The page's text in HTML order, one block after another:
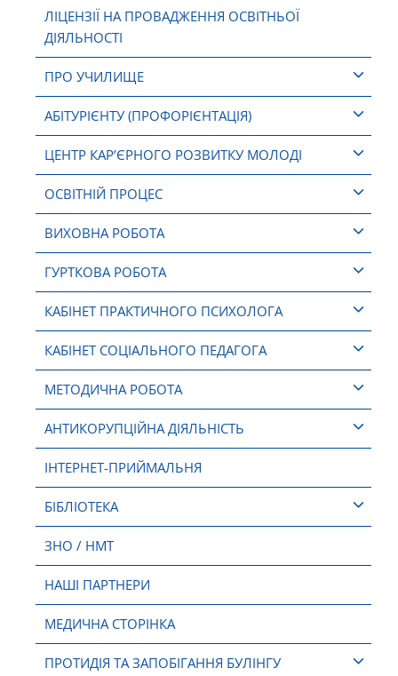
ЛІЦЕНЗІЇ НА ПРОВАДЖЕННЯ ОСВІТНЬОЇ
ДІЯЛЬНОСТІ
ПРО УЧИЛИЩЕ
АБІТУРІЄНТУ (ПРОФОРІЄНТАЦІЯ)
ЦЕНТР КАР’ЄРНОГО РОЗВИТКУ МОЛОДІ
ОСВІТНІЙ ПРОЦЕС
ВИХОВНА РОБОТА
ГУРТКОВА РОБОТА
КАБІНЕТ ПРАКТИЧНОГО ПСИХОЛОГА
КАБІНЕТ СОЦІАЛЬНОГО ПЕДАГОГА
МЕТОДИЧНА РОБОТА
АНТИКОРУПЦІЙНА ДІЯЛЬНІСТЬ
ІНТЕРНЕТ-ПРИЙМАЛЬНЯ
БІБЛІОТЕКА
ЗНО / НМТ
НАШІ ПАРТНЕРИ
МЕДИЧНА СТОРІНКА
ПРОТИДІЯ ТА ЗАПОБІГАННЯ БУЛІНГУ